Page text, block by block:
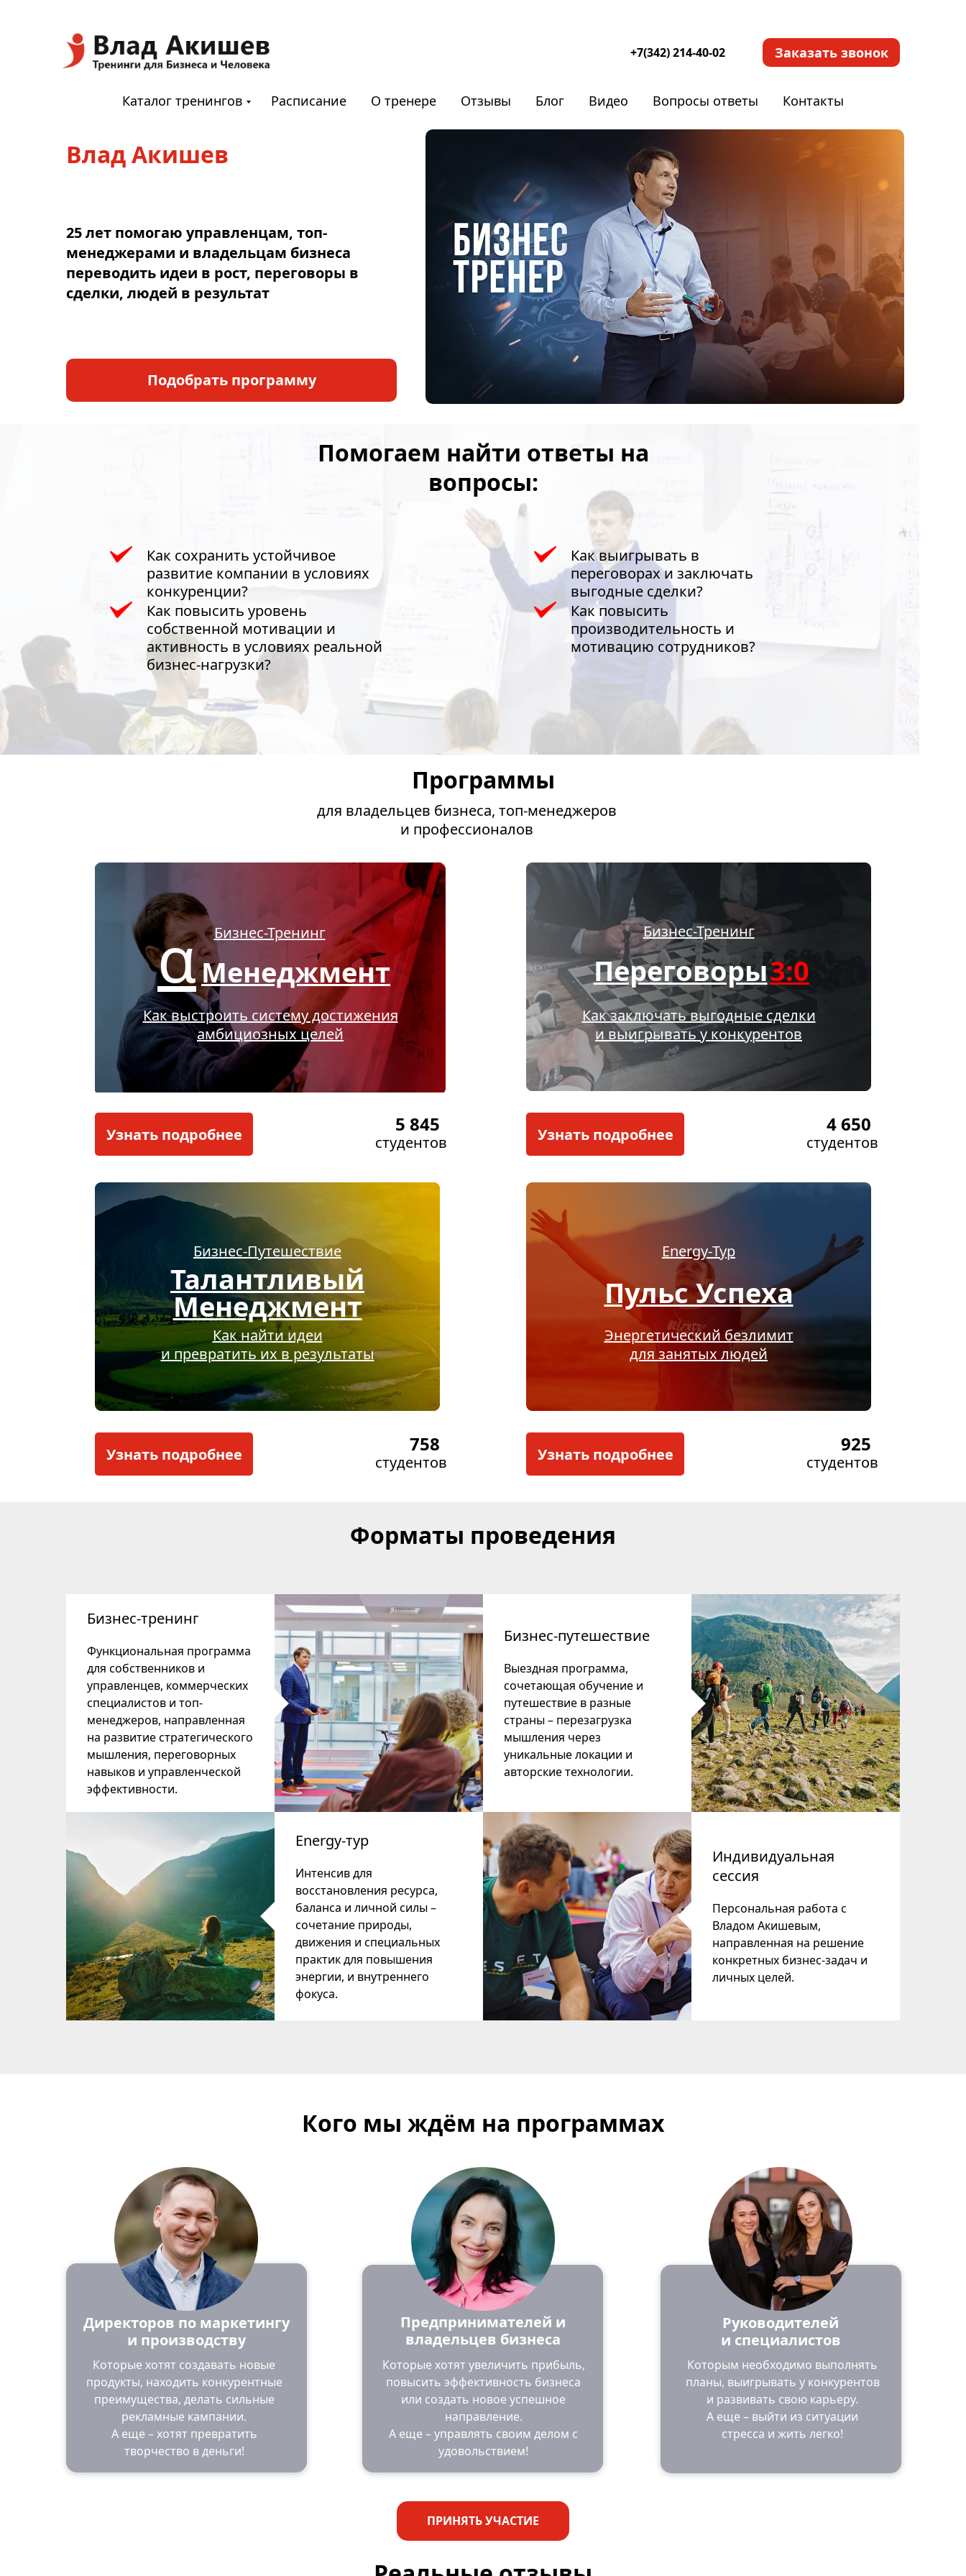
Форматы
проведения
Ответы на вопросы
Видео
Блог
О тренере
Расписание
Заказать звонок
+7(342) 214-40-02
Каталог тренингов Расписание О тренере Отзывы Блог Видео Вопросы ответы Контакты
Подобрать программу
25 лет помогаю управленцам, топ-
менеджерами и владельцам бизнеса
переводить идеи в рост, переговоры в
сделки, людей в результат
Влад Акишев
Как повысить
производительность и
мотивацию сотрудников?
Как выигрывать в
переговорах и заключать
выгодные сделки?
Как повысить уровень
собственной мотивации и
активность в условиях реальной
бизнес-нагрузки?
Как сохранить устойчивое
развитие компании в условиях
конкуренции?
Помогаем найти ответы на
вопросы:
студентов
925
Узнать подробнее
Энергетический безлимит
для занятых людей
Пульс Успеха
Energy-Тур
студентов
758
Узнать подробнее
Как найти идеи
и превратить их в результаты
Талантливый
Менеджмент
Бизнес-Путешествие
студентов
4 650
Узнать подробнее
Как заключать выгодные сделки
и выигрывать у конкурентов
3:0
Переговоры
Бизнес-Тренинг
студентов
5 845
Узнать подробнее
Как выстроить систему достижения
амбициозных целей
Менеджмент
α Бизнес-Тренинг
для владельцев бизнеса, топ-менеджеров
и профессионалов
Программы
Форматы проведения
Бизнес-тренинг
Функциональная программа
для собственников и
управленцев, коммерческих
специалистов и топ-
менеджеров, направленная
на развитие стратегического
мышления, переговорных
навыков и управленческой
эффективности.
Бизнес-путешествие
Выездная программа,
сочетающая обучение и
путешествие в разные
страны – перезагрузка
мышления через
уникальные локации и
авторские технологии.
Energy-тур
Интенсив для
восстановления ресурса,
баланса и личной силы–
сочетание природы,
движения и специальных
практик для повышения
энергии, и внутреннего
фокуса.
Индивидуальная
сессия
Персональная работа с
Владом Акишевым,
направленная на решение
конкретных бизнес-задач и
личных целей.
ПРИНЯТЬ УЧАСТИЕ
Которым необходимо выполнять
планы, выигрывать у конкурентов
и развивать свою карьеру.
А еще – выйти из ситуации
стресса и жить легко!
Руководителей
и специалистов
Предпринимателей и
владельцев бизнеса
Которые хотят увеличить прибыль,
повысить эффективность бизнеса
или создать новое успешное
направление.
А еще – управлять своим делом с
удовольствием!
Которые хотят создавать новые
продукты, находить конкурентные
преимущества, делать сильные
рекламные кампании.
А еще – хотят превратить
творчество в деньги!
Директоров по маркетингу
и производству
Кого мы ждём на программах